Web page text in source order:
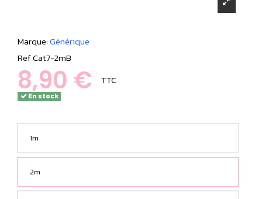
Marque:Générique
RefCat7-2mB
8,90 € TTC
En stock
1m
2m